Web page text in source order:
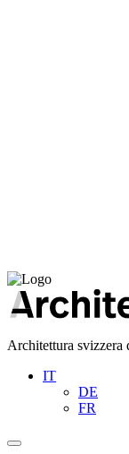
Architettura svizzera
IT
DE
FR